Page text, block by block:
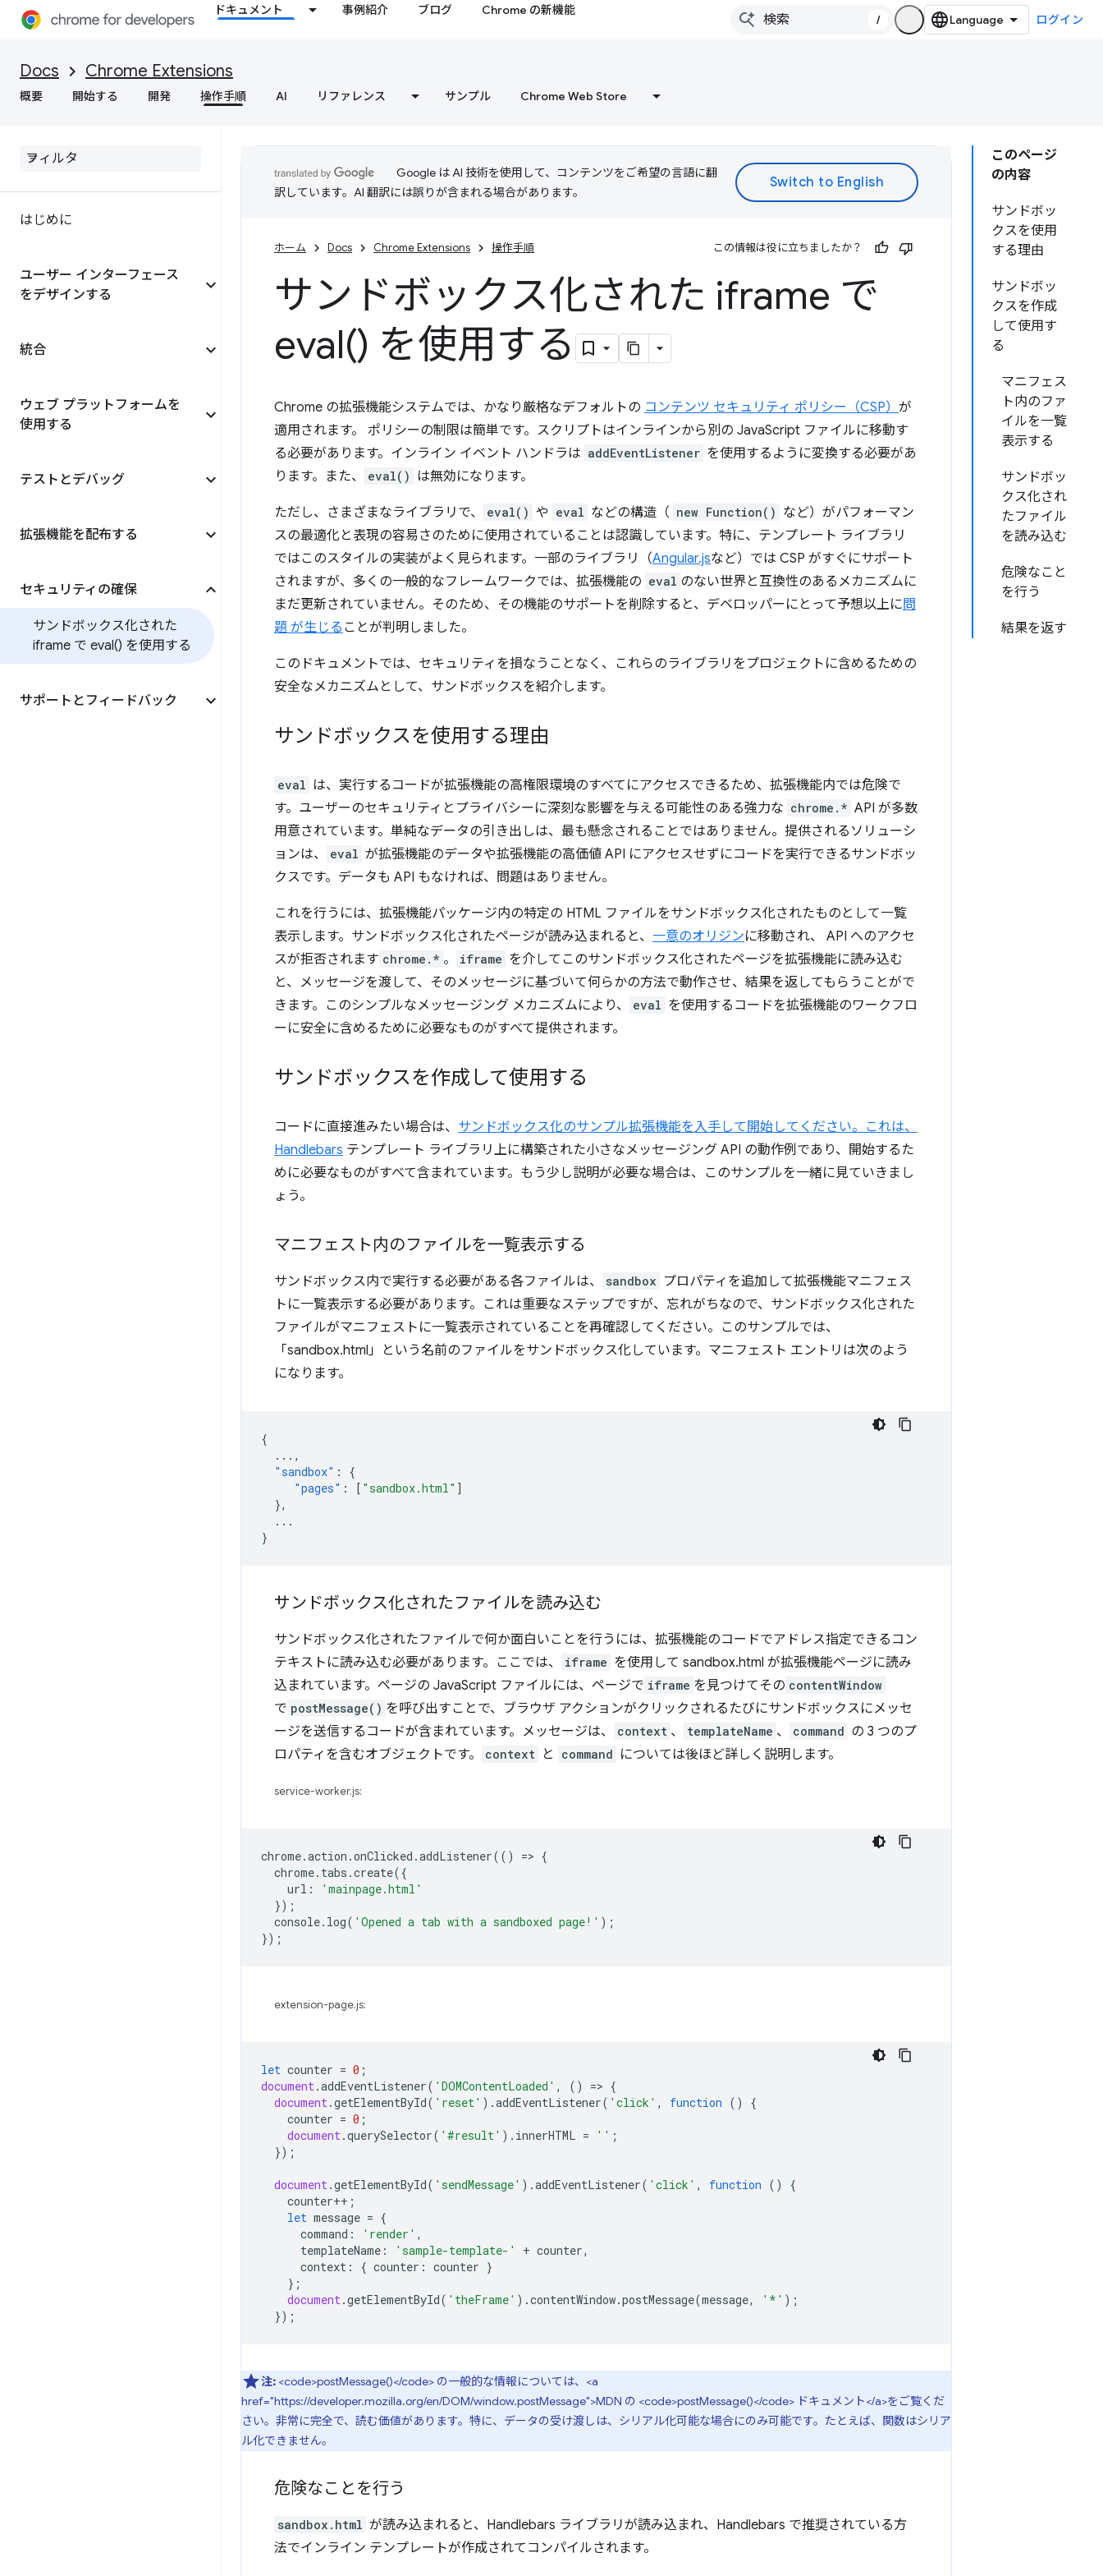
ドキュメント 事例紹介 ブログ Chrome の新機能
/ ログイン
Docs Chrome Extensions
概要 開始する 開発 操作手順 AI リファレンス サンプル Chrome Web Store
はじめに
ユーザー インターフェース
をデザインする
統合
ウェブ プラットフォームを
使用する
テストとデバッグ
拡張機能を配布する
セキュリティの確保
サンドボックス化された
iframe で eval() を使用する
サポートとフィードバック
このページ
の内容
サンドボッ
クスを使用
する理由
サンドボッ
クスを作成
して使用す
る
マニフェス
ト内のファ
イルを一覧
表示する
サンドボッ
クス化され
たファイル
を読み込む
危険なこと
を行う
結果を返す
Google は AI 技術を使用して、コンテンツをご希望の言語に翻
訳しています。AI 翻訳には誤りが含まれる場合があります。
ホーム Docs Chrome Extensions 操作手順 この情報は役に立ちましたか？
サンドボックス化された iframe で
eval() を使用する
Chrome の拡張機能システムでは、かなり厳格なデフォルトの コンテンツ セキュリティ ポリシー（CSP） が
適用されます。 ポリシーの制限は簡単です。スクリプトはインラインから別の JavaScript ファイルに移動す
る必要があります。インライン イベント ハンドラは addEventListener を使用するように変換する必要があ
ります。また、
eval() は無効になります。
ただし、さまざまなライブラリで、 eval() や eval などの構造（ new Function() など）がパフォーマン
スの最適化と表現の容易さのために使用されていることは認識しています。特に、テンプレート ライブラリ
ではこのスタイルの実装がよく見られます。一部のライブラリ（Angular.jsなど）では CSP がすぐにサポート
されますが、多くの一般的なフレームワークでは、拡張機能の eval のない世界と互換性のあるメカニズムに
まだ更新されていません。そのため、その機能のサポートを削除すると、デベロッパーにとって予想以上に問
題 が生じる ことが判明しました。
このドキュメントでは、セキュリティを損なうことなく、これらのライブラリをプロジェクトに含めるための
安全なメカニズムとして、サンドボックスを紹介します。
サンドボックスを使用する理由
eval は、実行するコードが拡張機能の高権限環境のすべてにアクセスできるため、拡張機能内では危険で
す。ユーザーのセキュリティとプライバシーに深刻な影響を与える可能性のある強力な chrome.* API が多数
用意されています。単純なデータの引き出しは、最も懸念されることではありません。提供されるソリューシ
ョンは、
eval が拡張機能のデータや拡張機能の高価値 API にアクセスせずにコードを実行できるサンドボッ
クスです。データも API もなければ、問題はありません。
これを行うには、拡張機能パッケージ内の特定の HTML ファイルをサンドボックス化されたものとして一覧
表示します。サンドボックス化されたページが読み込まれると、 一意のオリジンに移動され、 API へのアクセ
スが拒否されます chrome.* 。 iframe を介してこのサンドボックス化されたページを拡張機能に読み込む
と、メッセージを渡して、そのメッセージに基づいて何らかの方法で動作させ、結果を返してもらうことがで
きます。このシンプルなメッセージング メカニズムにより、
eval を使用するコードを拡張機能のワークフロ
ーに安全に含めるために必要なものがすべて提供されます。
サンドボックスを作成して使用する
コードに直接進みたい場合は、 サンドボックス化のサンプル拡張機能を入手して開始してください。これは、
Handlebars テンプレート ライブラリ上に構築された小さなメッセージング API の動作例であり、開始するた
めに必要なものがすべて含まれています。もう少し説明が必要な場合は、このサンプルを一緒に見ていきまし
ょう。
マニフェスト内のファイルを一覧表示する
サンドボックス内で実行する必要がある各ファイルは、 sandbox プロパティを追加して拡張機能マニフェス
トに一覧表示する必要があります。これは重要なステップですが、忘れがちなので、サンドボックス化された
ファイルがマニフェストに一覧表示されていることを再確認してください。このサンプルでは、
「sandbox.html」という名前のファイルをサンドボックス化しています。マニフェスト エントリは次のよう
になります。
{
... ,
"sandbox" :
{
"pages" : [ "sandbox.html" ]
},
...
}
サンドボックス化されたファイルを読み込む
サンドボックス化されたファイルで何か面白いことを行うには、拡張機能のコードでアドレス指定できるコン
テキストに読み込む必要があります。ここでは、
iframe を使用して sandbox.html が拡張機能ページに読み
込まれています。ページの JavaScript ファイルには、ページで iframe を見つけてその contentWindow
で postMessage() を呼び出すことで、ブラウザ アクションがクリックされるたびにサンドボックスにメッセ
ージを送信するコードが含まれています。メッセージは、
context 、 templateName 、 command の 3 つのプ
ロパティを含むオブジェクトです。
context と command については後ほど詳しく説明します。
service-worker.js:
chrome.action .onClicked .addListener(() => {
chrome. tabs .create({
url :
'mainpage.html'
});
console. log( 'Opened a tab with a sandboxed page!' );
});
extension-page.js:
let counter = 0 ;
document.addEventListener( 'DOMContentLoaded' , () => {
document.getElementById( 'reset' ).addEventListener( 'click' , function ()
{
counter = 0 ;
document.querySelector( '#result' ). innerHTML = '' ;
});
document.getElementById( 'sendMessage' ).addEventListener( 'click' , function ()
{
counter++ ;
let message = {
command : 'render' ,
templateName : 'sample-template-' + counter,
context : { counter : counter }
};
document.getElementById( 'theFrame' ).contentWindow.postMessage(message, '*' );
});
注: <code>postMessage()</code> の一般的な情報については、<a
href="https://developer.mozilla.org/en/DOM/window.postMessage">MDN の <code>postMessage()</code> ドキュメント</a>をご覧くだ
さい。非常に完全で、読む価値があります。特に、データの受け渡しは、シリアル化可能な場合にのみ可能です。たとえば、関数はシリア
ル化できません。
危険なことを行う
sandbox.html が読み込まれると、Handlebars ライブラリが読み込まれ、Handlebars で推奨されている方
法でインライン テンプレートが作成されてコンパイルされます。